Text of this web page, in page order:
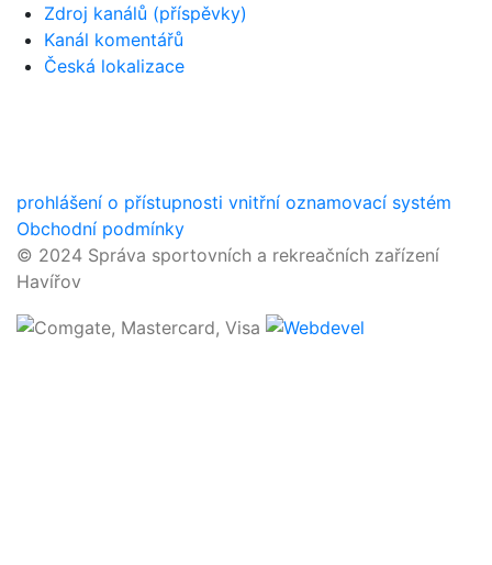
Zdroj kanálů (příspěvky)
Kanál komentářů
Česká lokalizace
prohlášení o přístupnosti vnitřní oznamovací systém
Obchodní podmínky
© 2024 Správa sportovních a rekreačních zařízení
Havířov